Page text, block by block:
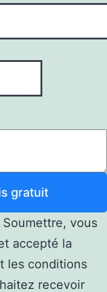
gratuit
vous
accepté la
les conditions
recevoir